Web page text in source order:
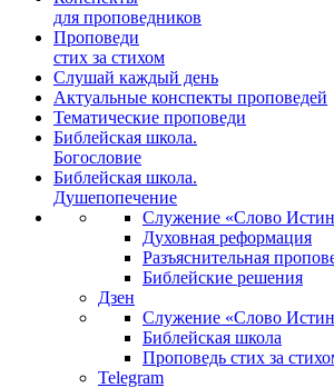
для проповедников
Проповеди
стих за стихом
Слушай каждый день
Актуальные конспекты проповедей
Тематические проповеди
Библейская школа.
Богословие
Библейская школа.
Душепопечение
Служение «Слово
Духовная реформация
Разъяснительная
Библейские решения
Дзен
Служение «Слово
Библейская школа
Проповедь стих за
Telegram